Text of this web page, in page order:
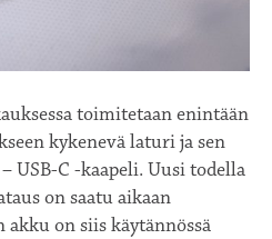
toimitetaan enintään
kykenevä laturi ja sen
USB-C -kaapeli. Uusi todella
on saatu aikaan
on siis käytännössä